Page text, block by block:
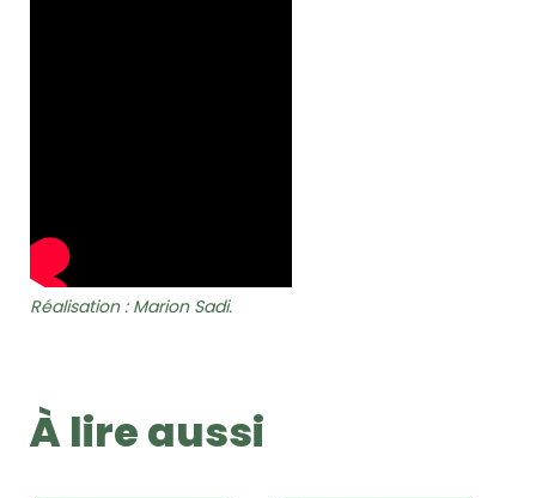
Réalisation : Marion Sadi.
À lire aussi